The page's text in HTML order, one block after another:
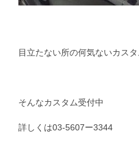
目立たない所の何気ないカス
そんなカスタム受付中
詳しくは03-5607ー3344